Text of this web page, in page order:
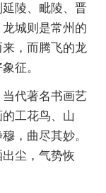
陵、毗陵、晋
城则是常州的
，而腾飞的龙
征。
代著名书画艺
工花鸟、山
，曲尽其妙。
尘，气势恢